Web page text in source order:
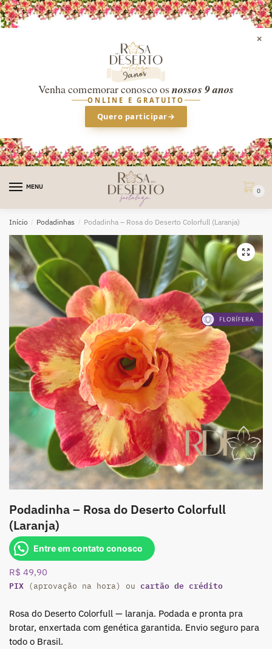
×
Venha comemorar conosco osnossos 9 anos
ONLINE E GRATUITO
Quero participar→
MENU
0
Início / Podadinhas / Podadinha – Rosa do Deserto Colorfull (Laranja)
🔍
Podadinha – Rosa do Deserto Colorfull
(Laranja)
Entre em contato conosco
R$ 49,90
PIX (aprovação na hora) ou cartão de crédito
Rosa do Deserto Colorfull — laranja. Podada e pronta pra
brotar, enxertada com genética garantida. Envio seguro para
todo o Brasil.